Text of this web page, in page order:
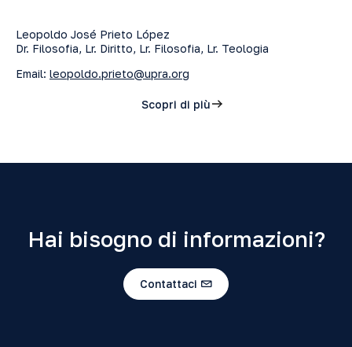
Leopoldo José Prieto López
Dr. Filosofia, Lr. Diritto, Lr. Filosofia, Lr. Teologia
Email: leopoldo.prieto@upra.org
Scopri di più
Hai bisogno di informazioni?
Contattaci